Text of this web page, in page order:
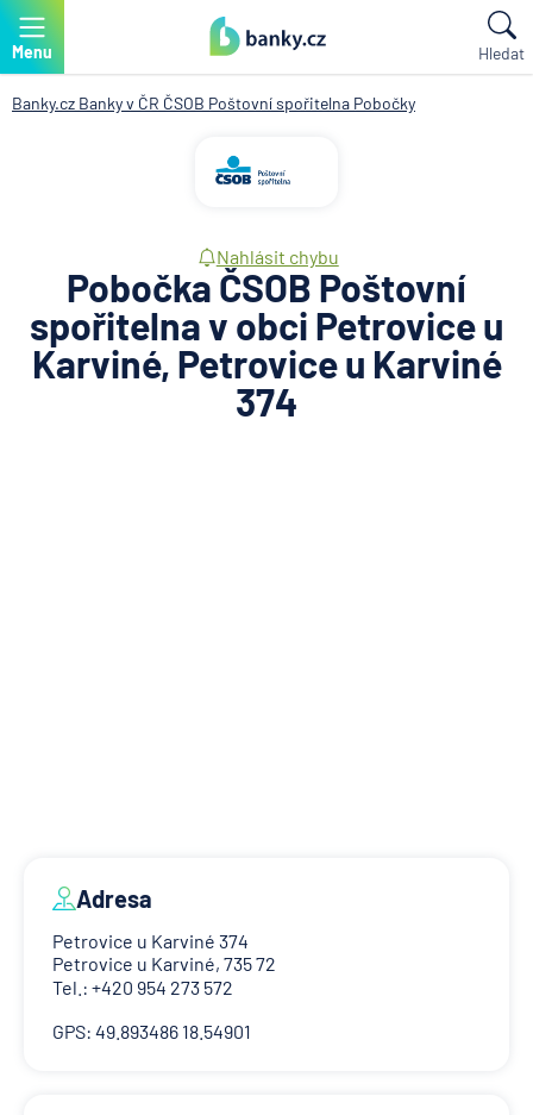
Menu Hledat
Banky.cz Banky v ČR ČSOB Poštovní spořitelna Pobočky
Nahlásit chybu
Pobočka ČSOB Poštovní
spořitelna v obci Petrovice u
Karviné, Petrovice u Karviné
374
Adresa
Petrovice u Karviné 374
Petrovice u Karviné, 735 72
Tel.: +420 954 273 572
GPS: 49.893486 18.54901